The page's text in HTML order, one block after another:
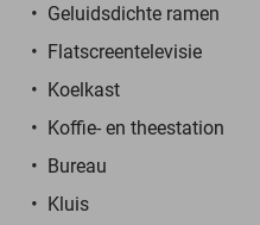
Geluidsdichte ramen
Flatscreentelevisie
Koelkast
Koffie- en theestation
Bureau
Kluis